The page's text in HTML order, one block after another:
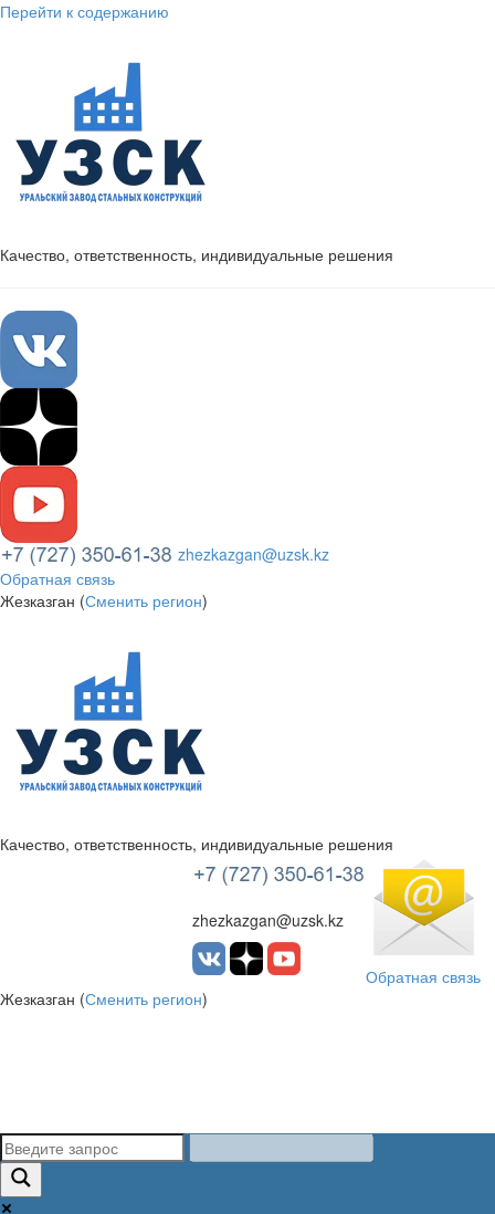
Перейти к содержанию
Качество, ответственность, индивидуальные решения
zhezkazgan@uzsk.kz
Обратная связь
Жезказган (Сменить регион)
УЗСК Казахстан
Качество, ответственность, индивидуальные решения
zhezkazgan@uzsk.kz
Обратная связь
Жезказган (Сменить регион)